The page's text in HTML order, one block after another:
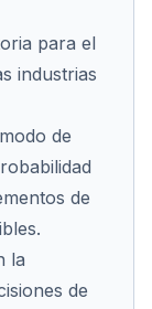
para el
industrias
de
de
la
de